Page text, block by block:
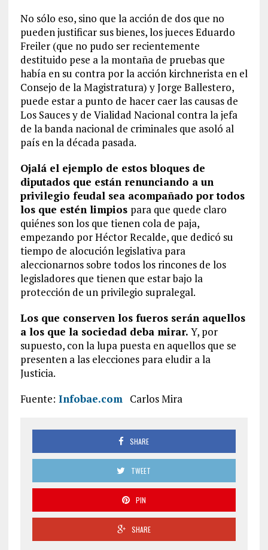
No sólo eso, sino que la acción de dos que no
pueden justificar sus bienes, los jueces Eduardo
Freiler (que no pudo ser recientemente
destituido pese a la montaña de pruebas que
había en su contra por la acción kirchnerista en el
Consejo de la Magistratura) y Jorge Ballestero,
puede estar a punto de hacer caer las causas de
Los Sauces y de Vialidad Nacional contra la jefa
de la banda nacional de criminales que asoló al
país en la década pasada.
Ojalá el ejemplo de estos bloques de
diputados que están renunciando a un
privilegio feudal sea acompañado por todos
los que estén limpios para que quede claro
quiénes son los que tienen cola de paja,
empezando por Héctor Recalde, que dedicó su
tiempo de alocución legislativa para
aleccionarnos sobre todos los rincones de los
legisladores que tienen que estar bajo la
protección de un privilegio supralegal.
Los que conserven los fueros serán aquellos
a los que la sociedad deba mirar. Y, por
supuesto, con la lupa puesta en aquellos que se
presenten a las elecciones para eludir a la
Justicia.
Fuente: Infobae.comCarlos Mira
SHARE
TWEET
PIN
SHARE